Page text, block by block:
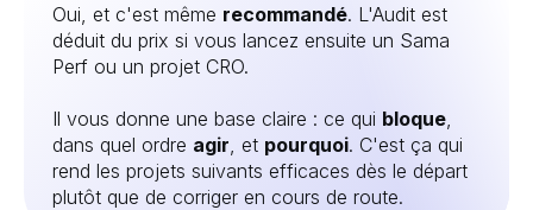
Oui, et c'est même recommandé. L'Audit est
déduit du prix si vous lancez ensuite un Sama
Perf ou un projet CRO.
Il vous donne une base claire : ce qui bloque
dans quel ordre agir , et pourquoi. C'est ça qui
rend les projets suivants efficaces dès le départ
plutôt que de corriger en cours de route.